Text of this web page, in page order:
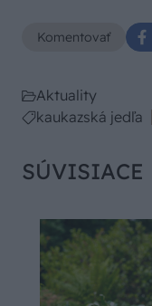
Komentovať
Aktuality
kaukazská jedľa
SÚVISIACE